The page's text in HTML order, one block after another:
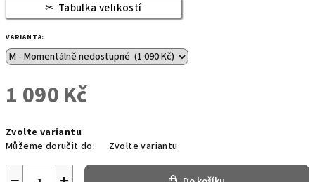
Tabulka velikostí
VARIANTA:
1 090 Kč
cena:
Zvolte variantu
Můžeme doručit do:
Zvolte variantu